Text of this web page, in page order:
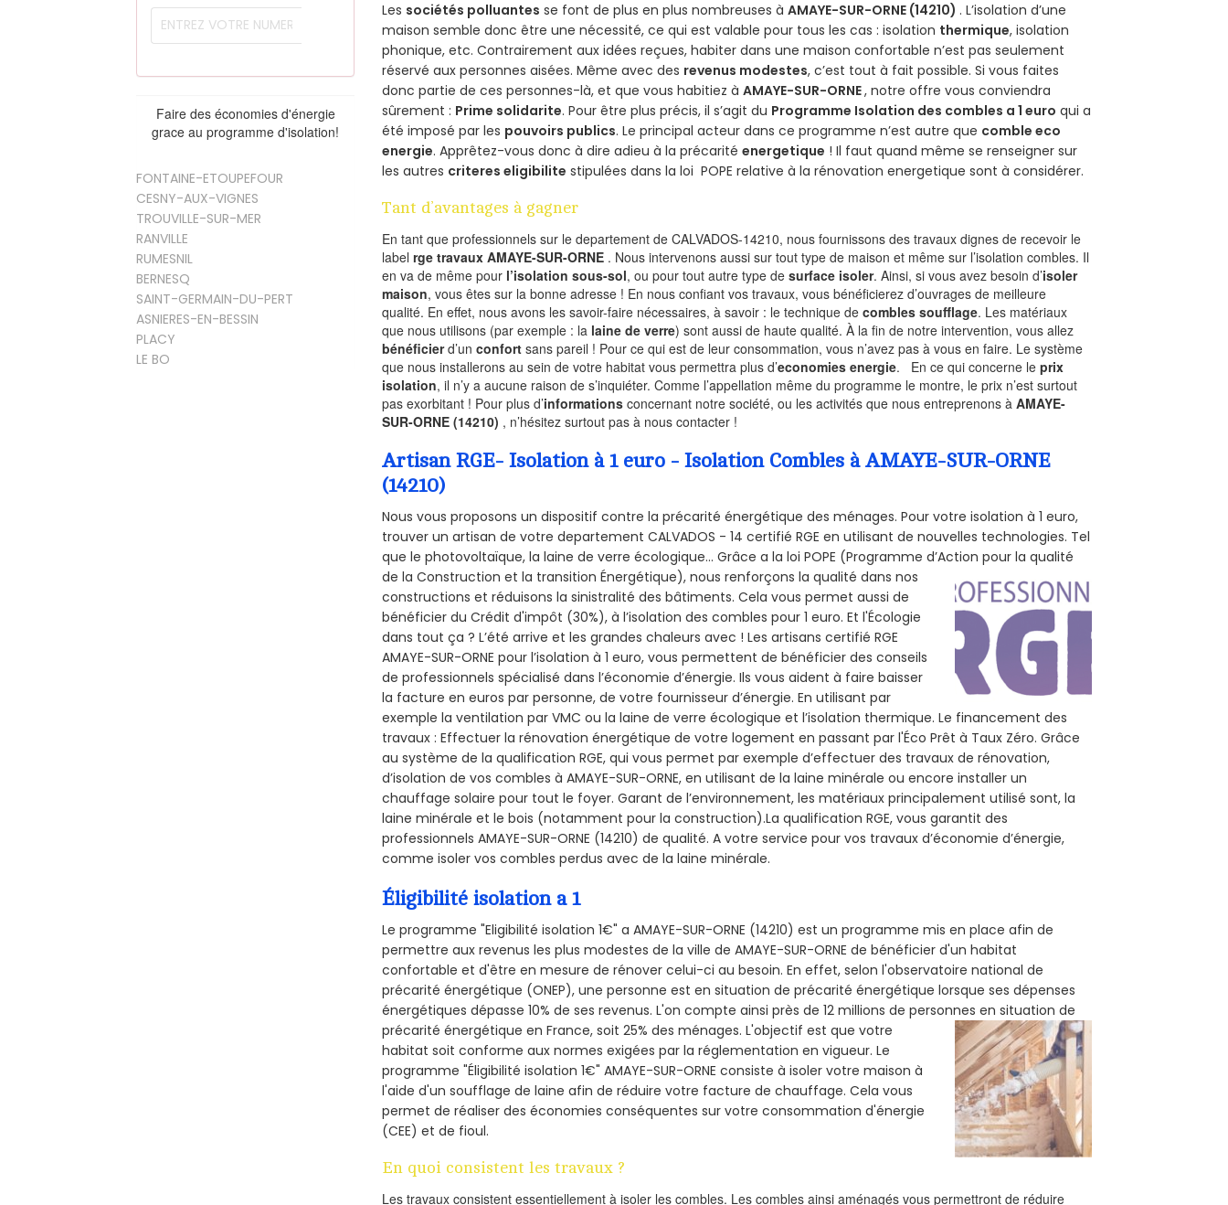
Faire des économies d'énergie
grace au programme d'isolation!
FONTAINE-ETOUPEFOUR
CESNY-AUX-VIGNES
TROUVILLE-SUR-MER
RANVILLE
RUMESNIL
BERNESQ
SAINT-GERMAIN-DU-PERT
ASNIERES-EN-BESSIN
PLACY
LE BO
Les sociétés polluantes se font de plus en plus nombreuses àAMAYE-SUR-ORNE (14210) . L’isolation d’une
maison semble donc être une nécessité, ce qui est valable pour tous les cas : isolation thermique, isolation
phonique, etc. Contrairement aux idées reçues, habiter dans une maison confortable n’est pas seulement
réservé aux personnes aisées. Même avec des revenus modestes, c’est tout à fait possible. Si vous faites
donc partie de ces personnes-là, et que vous habitiez àAMAYE-SUR-ORNE, notre offre vous conviendra
sûrement : Prime solidarite. Pour être plus précis, il s’agit du Programme Isolation des combles a 1 euro qui a
été imposé par les pouvoirs publics. Le principal acteur dans ce programme n’est autre que comble eco
energie. Apprêtez-vous donc à dire adieu à la précaritéenergetique ! Il faut quand même se renseigner sur
les autres criteres eligibilite stipulées dans la loi POPE relative à la rénovation energetique sont à considérer.
Tant d’avantages à gagner
En tant que professionnels sur le departement de CALVADOS-14210, nous fournissons des travaux dignes de recevoir le
labelrge travaux AMAYE-SUR-ORNE . Nous intervenons aussi sur tout type de maison et même sur l’isolation combles. Il
en va de même pour l’isolation sous-sol, ou pour tout autre type desurface isoler. Ainsi, si vous avez besoin d’isoler
maison, vous êtes sur la bonne adresse ! En nous confiant vos travaux, vous bénéficierez d’ouvrages de meilleure
qualité. En effet, nous avons les savoir-faire nécessaires, à savoir : le technique decombles soufflage. Les matériaux
que nous utilisons (par exemple : la laine de verre) sont aussi de haute qualité. À la fin de notre intervention, vous allez
bénéficierd’unconfort sans pareil ! Pour ce qui est de leur consommation, vous n’avez pas à vous en faire. Le système
que nous installerons au sein de votre habitat vous permettra plus d’economies energie. En ce qui concerne leprix
isolation, il n’y a aucune raison de s’inquiéter. Comme l’appellation même du programme le montre, le prix n’est surtout
pas exorbitant ! Pour plus d’informations concernant notre société, ou les activités que nous entreprenons àAMAYE-
SUR-ORNE (14210) , n’hésitez surtout pas à nous contacter !
Artisan RGE- Isolation à 1 euro - Isolation Combles à AMAYE-SUR-ORNE
(14210)
Nous vous proposons un dispositif contre la précarité énergétique des ménages. Pour votre isolation à 1 euro,
trouver un artisan de votre departement CALVADOS - 14 certifié RGE en utilisant de nouvelles technologies. Tel
que le photovoltaïque, la laine de verre écologique... Grâce a la loi POPE (Programme d’Action pour la qualité
de la Construction et la transition Énergétique), nous renforçons la qualité dans nos
constructions et réduisons la sinistralité des bâtiments. Cela vous permet aussi de
bénéficier du Crédit d'impôt (30%), à l’isolation des combles pour 1 euro. Et l'Écologie
dans tout ça ? L’été arrive et les grandes chaleurs avec ! Les artisans certifié RGE
AMAYE-SUR-ORNE pour l’isolation à 1 euro, vous permettent de bénéficier des conseils
de professionnels spécialisé dans l’économie d’énergie. Ils vous aident à faire baisser
la facture en euros par personne, de votre fournisseur d’énergie. En utilisant par
exemple la ventilation par VMC ou la laine de verre écologique et l’isolation thermique. Le financement des
travaux : Effectuer la rénovation énergétique de votre logement en passant par l'Éco Prêt à Taux Zéro. Grâce
au système de la qualification RGE, qui vous permet par exemple d’effectuer des travaux de rénovation,
d’isolation de vos combles à AMAYE-SUR-ORNE, en utilisant de la laine minérale ou encore installer un
chauffage solaire pour tout le foyer. Garant de l’environnement, les matériaux principalement utilisé sont, la
laine minérale et le bois (notamment pour la construction).La qualification RGE, vous garantit des
professionnels AMAYE-SUR-ORNE (14210) de qualité. A votre service pour vos travaux d’économie d’énergie,
comme isoler vos combles perdus avec de la laine minérale.
Éligibilité isolation a 1
Le programme "Eligibilité isolation 1€" a AMAYE-SUR-ORNE (14210) est un programme mis en place afin de
permettre aux revenus les plus modestes de la ville de AMAYE-SUR-ORNE de bénéficier d'un habitat
confortable et d'être en mesure de rénover celui-ci au besoin. En effet, selon l'observatoire national de
précarité énergétique (ONEP), une personne est en situation de précarité énergétique lorsque ses dépenses
énergétiques dépasse 10% de ses revenus. L'on compte ainsi près de 12 millions de personnes en situation de
précarité énergétique en France, soit 25% des ménages.L'objectif est que votre
habitat soit conforme aux normes exigées par la réglementation en vigueur. Le
programme "Éligibilité isolation 1€" AMAYE-SUR-ORNE consiste à isoler votre maison à
l'aide d'un soufflage de laine afin de réduire votre facture de chauffage. Cela vous
permet de réaliser des économies conséquentes sur votre consommation d'énergie
(CEE) et de fioul.
En quoi consistent les travaux ?
Les travaux consistent essentiellement à isoler les combles. Les combles ainsi aménagés vous permettront de réduire